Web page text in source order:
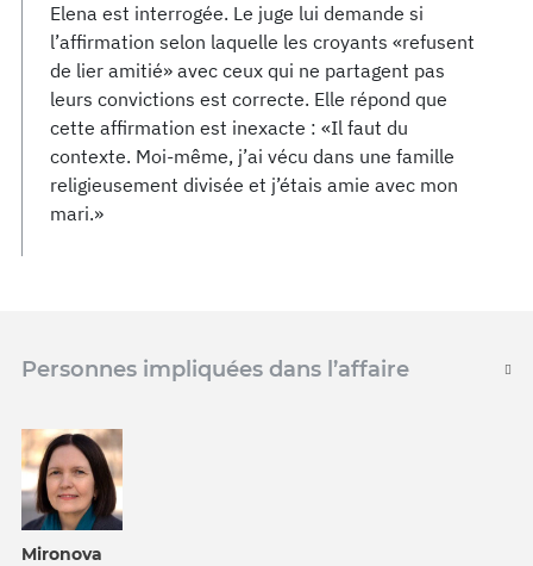
Elena est interrogée. Le juge lui demande si
l’affirmation selon laquelle les croyants «refusent
de lier amitié» avec ceux qui ne partagent pas
leurs convictions est correcte. Elle répond que
cette affirmation est inexacte : «Il faut du
contexte. Moi-même, j’ai vécu dans une famille
religieusement divisée et j’étais amie avec mon
mari.»
Personnes impliquées dans l’affaire
Mironova